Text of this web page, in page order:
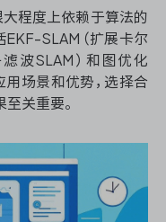
大程度上依赖于算法的
EKF-SLAM（扩展卡尔
滤波SLAM）和图优化
用场景和优势，选择合
关重要。